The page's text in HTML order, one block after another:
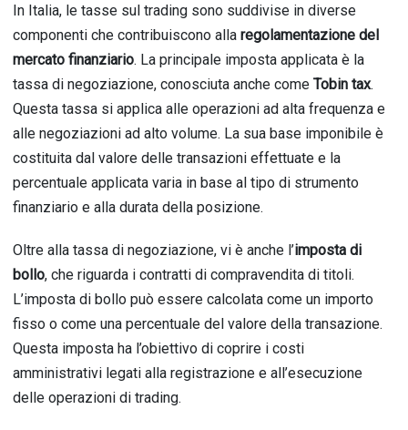
In Italia, le tasse sul trading sono suddivise in diverse
componenti che contribuiscono alla regolamentazione del
mercato finanziario. La principale imposta applicata è la
tassa di negoziazione, conosciuta anche come Tobin tax.
Questa tassa si applica alle operazioni ad alta frequenza e
alle negoziazioni ad alto volume. La sua base imponibile è
costituita dal valore delle transazioni effettuate e la
percentuale applicata varia in base al tipo di strumento
finanziario e alla durata della posizione.
Oltre alla tassa di negoziazione, vi è anche l’imposta di
bollo, che riguarda i contratti di compravendita di titoli.
L’imposta di bollo può essere calcolata come un importo
fisso o come una percentuale del valore della transazione.
Questa imposta ha l’obiettivo di coprire i costi
amministrativi legati alla registrazione e all’esecuzione
delle operazioni di trading.